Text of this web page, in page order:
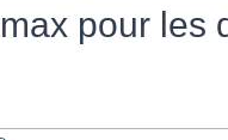
pour les